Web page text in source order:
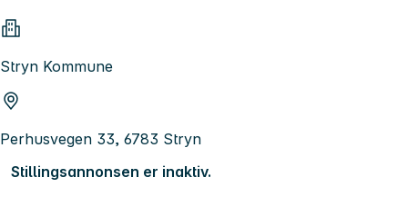
Stryn Kommune
Perhusvegen 33, 6783 Stryn
Stillingsannonsen er inaktiv.